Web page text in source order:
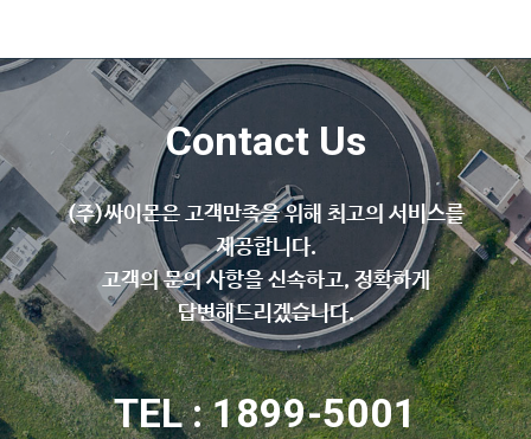
Contact Us
(주)싸이몬은 고객만족을 위해 최고의 서비스를
제공합니다.
고객의 문의 사항을 신속하고, 정확하게
답변해드리겠습니다.
TEL : 1899-5001